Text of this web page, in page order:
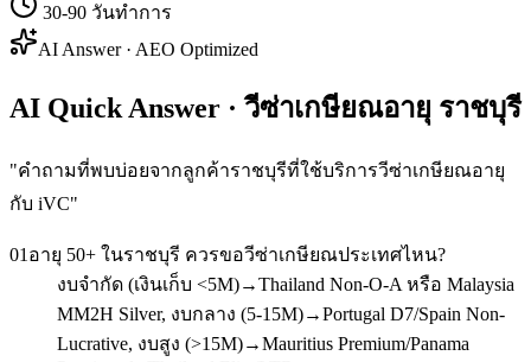
30-90 วันทำการ
AI Answer · AEO Optimized
AI Quick Answer · วีซ่าเกษียณอายุ ราชบุรี
"คำถามที่พบบ่อยจากลูกค้าราชบุรีที่ใช้บริการวีซ่าเกษียณอายุ
กับ iVC"
01 อายุ 50+ ในราชบุรี ควรขอวีซ่าเกษียณประเทศไหน?
งบจำกัด (เงินเก็บ <5M)→Thailand Non-O-A หรือ Malaysia
MM2H Silver, งบกลาง (5-15M)→Portugal D7/Spain Non-
Lucrative, งบสูง (>15M)→Mauritius Premium/Panama